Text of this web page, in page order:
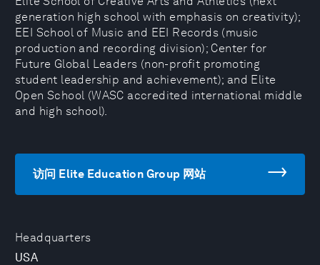
Headquarters
USA
generation high school with emphasis on creativity);
EEI School of Music and EEI Records (music
production and recording division); Center for
Future Global Leaders (non-profit promoting
student leadership and achievement); and Elite
Open School (WASC accredited international middle
and high school).
访问 Elite Education Group 网站